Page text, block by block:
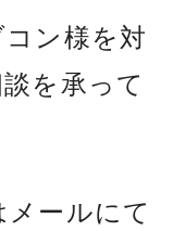
ン様を対
を承って
メールにて